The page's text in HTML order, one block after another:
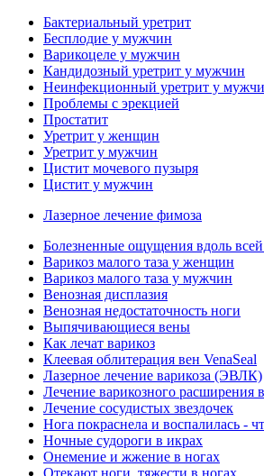
Бактериальный уретрит
Бесплодие у мужчин
Варикоцеле у мужчин
Кандидозный уретрит у мужчин
Неинфекционный уретрит у
Проблемы с эрекцией
Простатит
Уретрит у женщин
Уретрит у мужчин
Цистит мочевого пузыря
Цистит у мужчин
Лазерное лечение фимоза
Болезненные ощущения вдоль
Варикоз малого таза у женщин
Варикоз малого таза у мужчин
Венозная дисплазия
Венозная недостаточность ноги
Выпячивающиеся вены
Как лечат варикоз
Клеевая облитерация вен VenaSeal
Лазерное лечение варикоза (ЭВЛК)
Лечение варикозного расширения
Лечение сосудистых звездочек
Нога покраснела и воспалилась -
Ночные судороги в икрах
Онемение и жжение в ногах
Отекают ноги, тяжести в ногах